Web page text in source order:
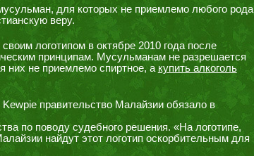
для которых не приемлемо любого рода
веру.
логотипом в октябре 2010 года после
принципам. Мусульманам не разрешается
них не приемлемо спиртное, а купить алкоголь
правительство Малайзии обязало в
по поводу судебного решения. «На логотипе,
найдут этот логотип оскорбительным для